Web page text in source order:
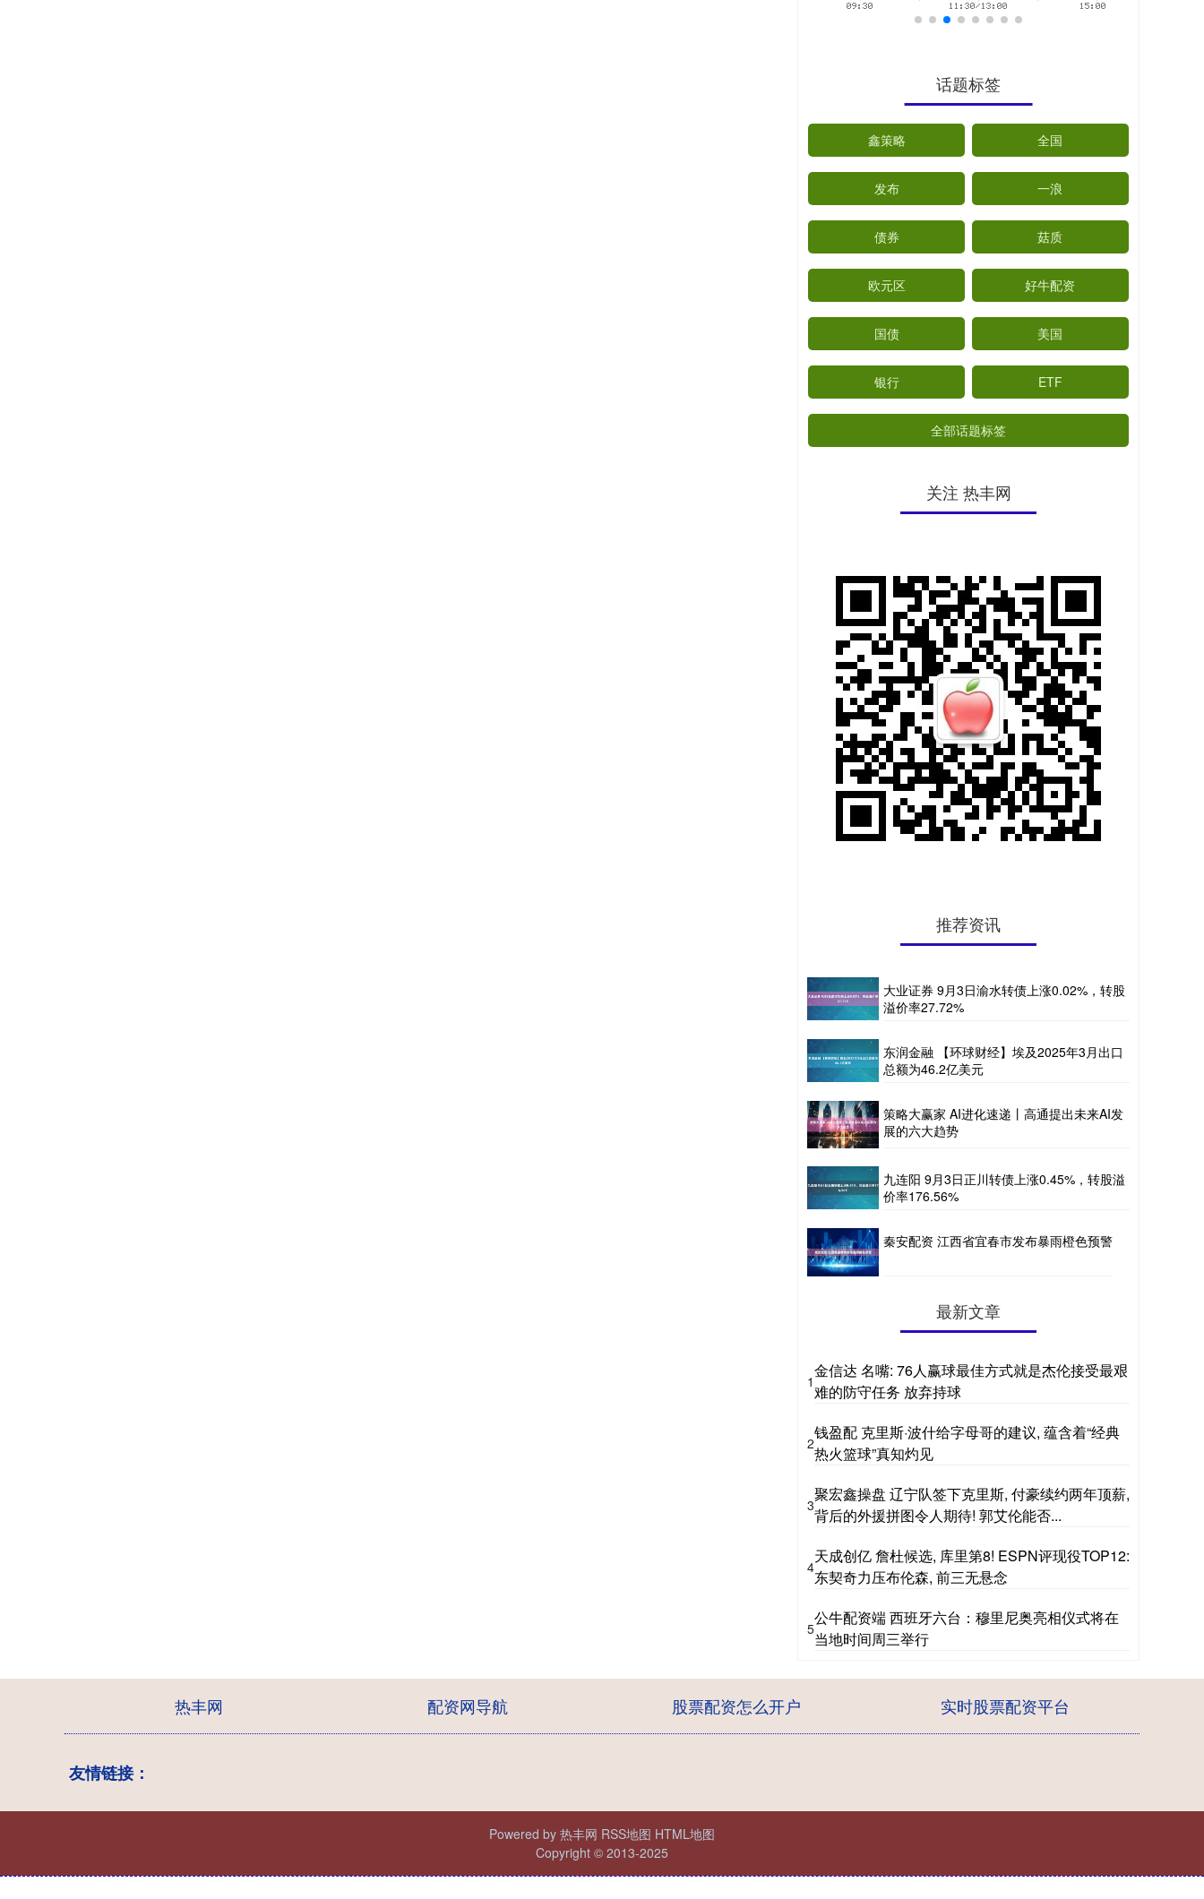
话题标签
鑫策略 全国
发布 一浪
债券 菇质
欧元区 好牛配资
国债 美国
银行 ETF
全部话题标签
关注 热丰网
推荐资讯
大业证券 9月3日渝水转债上涨0.02%，转股
溢价率27.72%
东润金融 【环球财经】埃及2025年3月出口
总额为46.2亿美元
策略大赢家 AI进化速递丨高通提出未来AI发
展的六大趋势
九连阳 9月3日正川转债上涨0.45%，转股溢
价率176.56%
秦安配资 江西省宜春市发布暴雨橙色预警
最新文章
1
金信达 名嘴: 76人赢球最佳方式就是杰伦接受最艰
难的防守任务 放弃持球
2
钱盈配 克里斯·波什给字母哥的建议, 蕴含着“经典
热火篮球”真知灼见
3
聚宏鑫操盘 辽宁队签下克里斯, 付豪续约两年顶薪,
背后的外援拼图令人期待! 郭艾伦能否...
4
天成创亿 詹杜候选, 库里第8! ESPN评现役TOP12:
东契奇力压布伦森, 前三无悬念
5
公牛配资端 西班牙六台：穆里尼奥亮相仪式将在
当地时间周三举行
热丰网 配资网导航 股票配资怎么开户 实时股票配资平台
友情链接：
Powered by 热丰网 RSS地图 HTML地图
Copyright © 2013-2025